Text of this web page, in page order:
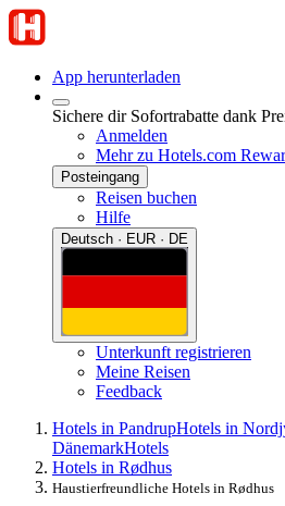
App herunterladen
Sichere dir Sofortrabatte dank
Anmelden
Mehr zu Hotels.com
Posteingang
Reisen buchen
Hilfe
Deutsch · EUR · DE
Unterkunft registrieren
Meine Reisen
Feedback
Hotels in PandrupHotels in
DänemarkHotels
Hotels in Rødhus
Haustierfreundliche Hotels in Rødhus